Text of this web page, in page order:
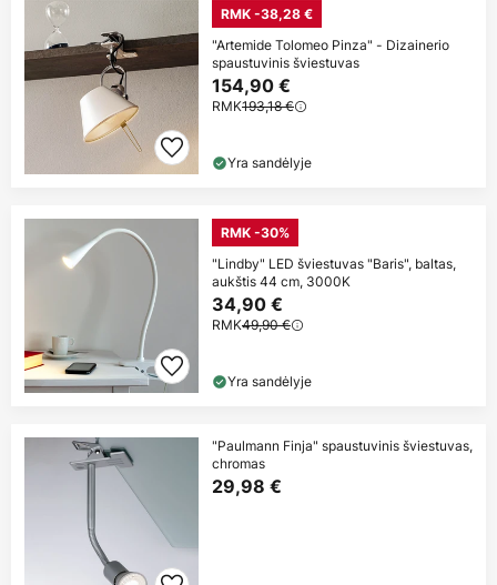
RMK -38,28 €
"Artemide Tolomeo Pinza" - Dizainerio
spaustuvinis šviestuvas
154,90 €
RMK193,18 €
Yra sandėlyje
RMK -30%
"Lindby" LED šviestuvas "Baris", baltas,
aukštis 44 cm, 3000K
34,90 €
RMK49,90 €
Yra sandėlyje
"Paulmann Finja" spaustuvinis šviestuvas,
chromas
29,98 €